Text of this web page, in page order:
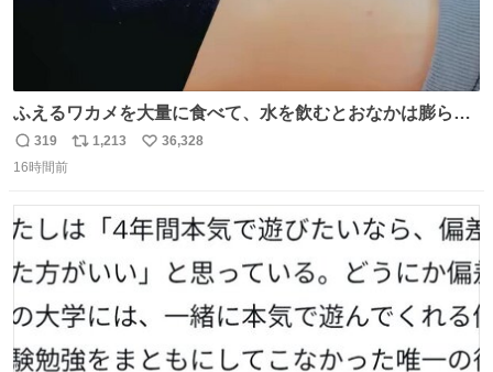
ふえるワカメを大量に食べて、水を飲むとおなかは膨ら
む・・・・！？ ⚠️よい子は絶対マネしないでね⚠️ #夏休み
の自由研究
返
信
319
リ
ト
数
1,213
い
数
36,328
16時間前